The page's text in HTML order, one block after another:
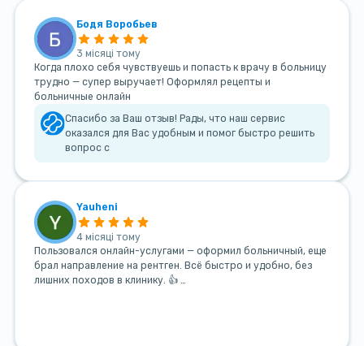
Бодя Воробьев
3 місяці тому
Когда плохо себя чувствуешь и попасть к врачу в больницу
трудно — супер выручает! Оформлял рецепты и
больничные онлайн
Спасибо за Ваш отзыв! Рады, что наш сервис
оказался для Вас удобным и помог быстро решить
вопрос с
Yauheni
4 місяці тому
Пользовался онлайн-услугами — оформил больничный, еще
брал направление на рентген. Всё быстро и удобно, без
лишних походов в клинику. 👍 …